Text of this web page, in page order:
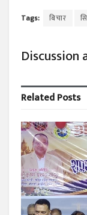
Tags: बिचार
RelatedPosts